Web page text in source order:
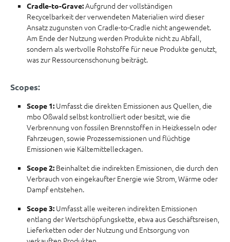
Cradle-to-Grave:Aufgrund der vollständigen
Recycelbarkeit der verwendeten Materialien wird dieser
Ansatz zugunsten von Cradle-to-Cradle nicht angewendet.
Am Ende der Nutzung werden Produkte nicht zu Abfall,
sondern als wertvolle Rohstoffe für neue Produkte genutzt,
was zur Ressourcenschonung beiträgt.
Scopes:
Scope 1: Umfasst die direkten Emissionen aus Quellen, die
mbo Oßwald selbst kontrolliert oder besitzt, wie die
Verbrennung von fossilen Brennstoffen in Heizkesseln oder
Fahrzeugen, sowie Prozessemissionen und flüchtige
Emissionen wie Kältemittelleckagen.
Scope 2: Beinhaltet die indirekten Emissionen, die durch den
Verbrauch von eingekaufter Energie wie Strom, Wärme oder
Dampf entstehen.
Scope 3: Umfasst alle weiteren indirekten Emissionen
entlang der Wertschöpfungskette, etwa aus Geschäftsreisen,
Lieferketten oder der Nutzung und Entsorgung von